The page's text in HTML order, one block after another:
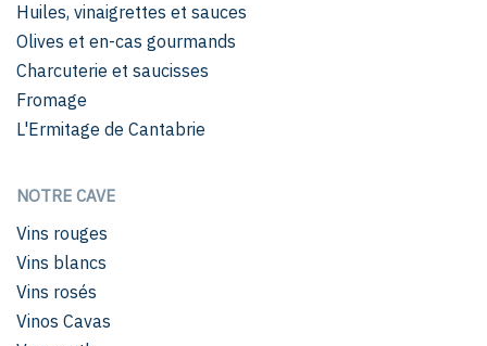
Huiles, vinaigrettes et sauces
Olives et en-cas gourmands
Charcuterie et saucisses
Fromage
L'Ermitage de Cantabrie
NOTRE CAVE
Vins rouges
Vins blancs
Vins rosés
Vinos Cavas